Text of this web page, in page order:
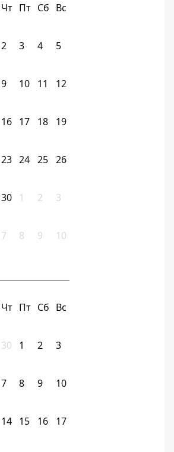
Чт Пт Сб Вс
2 3 4 5
9 10 11 12
16 17 18 19
23 24 25 26
30 1 2 3
7 8 9 10
Чт Пт Сб Вс
30 1 2 3
7 8 9 10
14 15 16 17